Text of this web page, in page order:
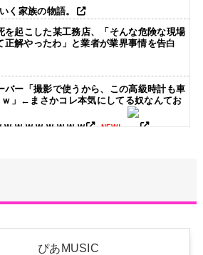
く家族の物語。
を起こした某工務店、「そんな危険な現場
正解やったわ」と業者が業界事情を告白
バー「撮影で使うから、この高級時計も車
ｗ」←まさかコレ本気にしてる奴なんてお
w w w w w w w w NEW!
れどう思う？
ビキニ姿の谷間がたまらない NEW!
ぴあMUSIC